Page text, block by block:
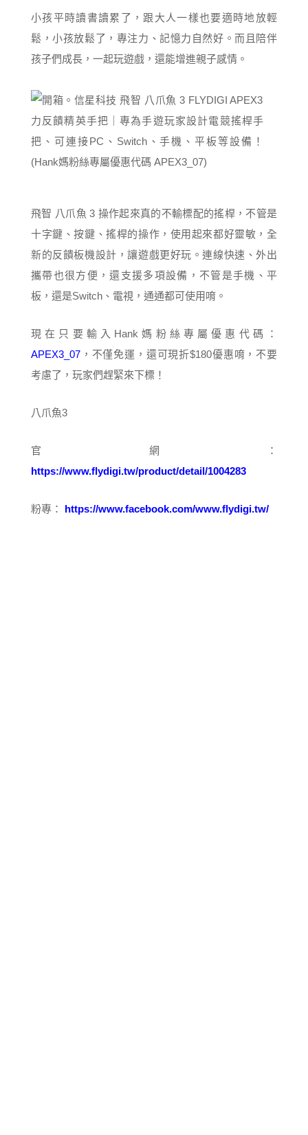
小孩平時讀書讀累了，跟大人一樣也要適時地放輕
鬆，小孩放鬆了，專注力、記憶力自然好。而且陪伴
孩子們成長，一起玩遊戲，還能增進親子感情。
飛智 八爪魚 3 操作起來真的不輸標配的搖桿，不管是
十字鍵、按鍵、搖桿的操作，使用起來都好靈敏，全
新的反饋板機設計，讓遊戲更好玩。連線快速、外出
攜帶也很方便，還支援多項設備，不管是手機、平
板，還是Switch、電視，通通都可使用唷。
現在只要輸入Hank媽粉絲專屬優惠代碼：
APEX3_07 ，不僅免運，還可現折$180優惠唷，不要
考慮了，玩家們趕緊來下標！
八爪魚3
官網：
https://www.flydigi.tw/product/detail/1004283
粉專： https://www.facebook.com/www.flydigi.tw/